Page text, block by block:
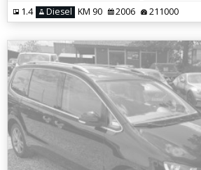
1.4 Diesel KM 90 2006 211000